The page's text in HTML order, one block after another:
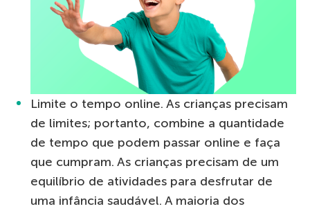
Limite o tempo online. As crianças precisam
de limites; portanto, combine a quantidade
de tempo que podem passar online e faça
que cumpram. As crianças precisam de um
equilíbrio de atividades para desfrutar de
uma infância saudável. A maioria dos